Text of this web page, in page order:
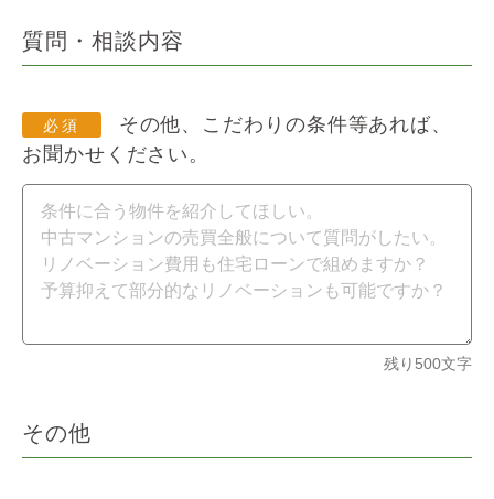
質問・相談内容
その他、こだわりの条件等あれば、
お聞かせください。
残り 500文字
その他